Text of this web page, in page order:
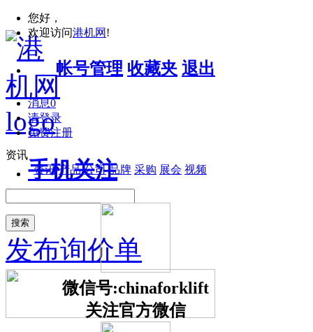
您好，
欢迎访问港机网 !
帐号管理 收藏夹 退出
消息0
请登录
免费注册
手机关注
微信号:chinaforklift
关注官方微信
资讯
资讯 产品 公司 品牌 采购 展会 视频
搜索
发布询价单